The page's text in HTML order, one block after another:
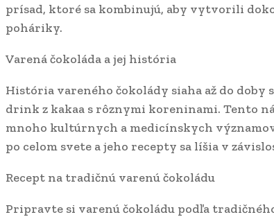
prísad, ktoré sa kombinujú, aby vytvorili
poháriky.
Varená čokoláda a jej história
História vareného čokolády siaha až do
drink z kakaa s rôznymi koreninami. Tento
mnoho kultúrnych a medicínskych
po celom svete a jeho recepty sa líšia v
Recept na tradičnú varenú čokoládu
Pripravte si varenú čokoládu podľa